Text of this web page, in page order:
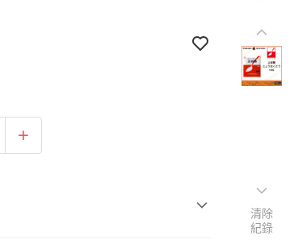
清除
紀錄